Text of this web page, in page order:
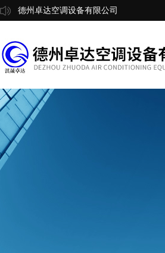
德州卓达空调设备有限公司